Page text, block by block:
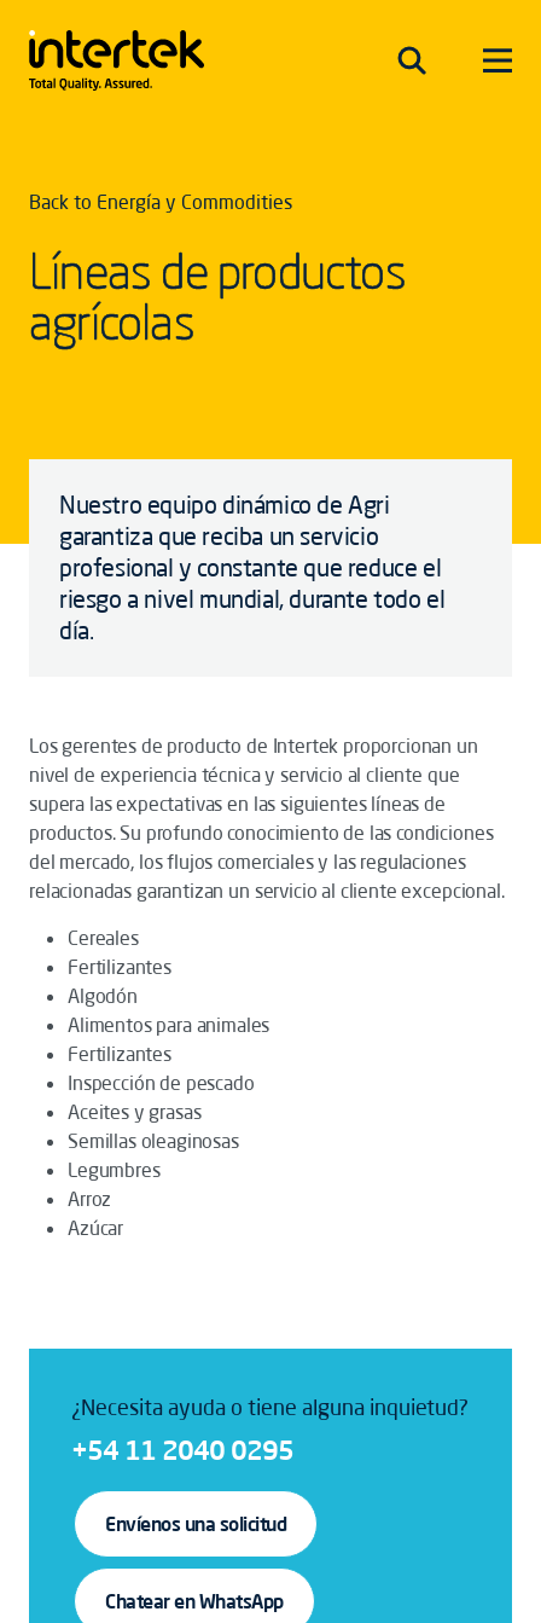
Back to Energía y Commodities
Líneas de productos
agrícolas
Nuestro equipo dinámico de Agri
garantiza que reciba un servicio
profesional y constante que reduce el
riesgo a nivel mundial, durante todo el
día.
Los gerentes de producto de Intertek proporcionan un
nivel de experiencia técnica y servicio al cliente que
supera las expectativas en las siguientes líneas de
productos. Su profundo conocimiento de las condiciones
del mercado, los flujos comerciales y las regulaciones
relacionadas garantizan un servicio al cliente excepcional.
Cereales
Fertilizantes
Algodón
Alimentos para animales
Fertilizantes
Inspección de pescado
Aceites y grasas
Semillas oleaginosas
Legumbres
Arroz
Azúcar
¿Necesita ayuda o tiene alguna inquietud?
+54 11 2040 0295
Envíenos una solicitud
Chatear en WhatsApp